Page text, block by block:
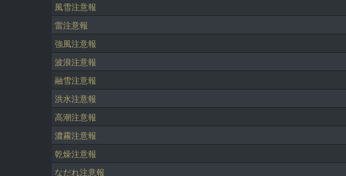
風雪注意報
雷注意報
強風注意報
波浪注意報
融雪注意報
洪水注意報
高潮注意報
濃霧注意報
乾燥注意報
なだれ注意報